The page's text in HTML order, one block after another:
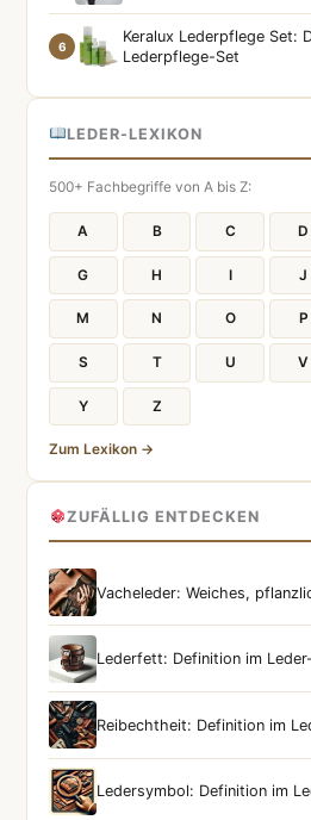
6
Keralux Lederpflege Set:
Lederpflege-Set
LEDER-LEXIKON
500+ Fachbegriffe von A bis Z:
A B C D
G H I J
M N O P
S T U V
Y Z
Zum Lexikon →
ZUFÄLLIG ENTDECKEN
Vacheleder: Weiches,
Lederfett: Definition im
Reibechtheit: Definition im
Ledersymbol: Definition im